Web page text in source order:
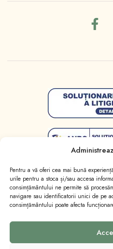
Pentru a vă oferi cea mai bună
urile pentru a stoca și/sau accesa
consimțământului ne permite să
navigare sau identificatorii unici de pe
consimțământului poate afecta
Toate drepturile sunt
Website realizat de